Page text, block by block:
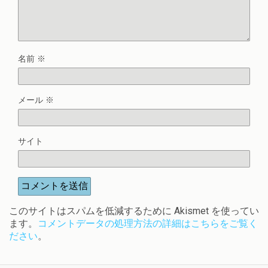
名前 ※
メール ※
サイト
このサイトはスパムを低減するために Akismet を使ってい
ます。
コメントデータの処理方法の詳細はこちらをご覧く
ださい。